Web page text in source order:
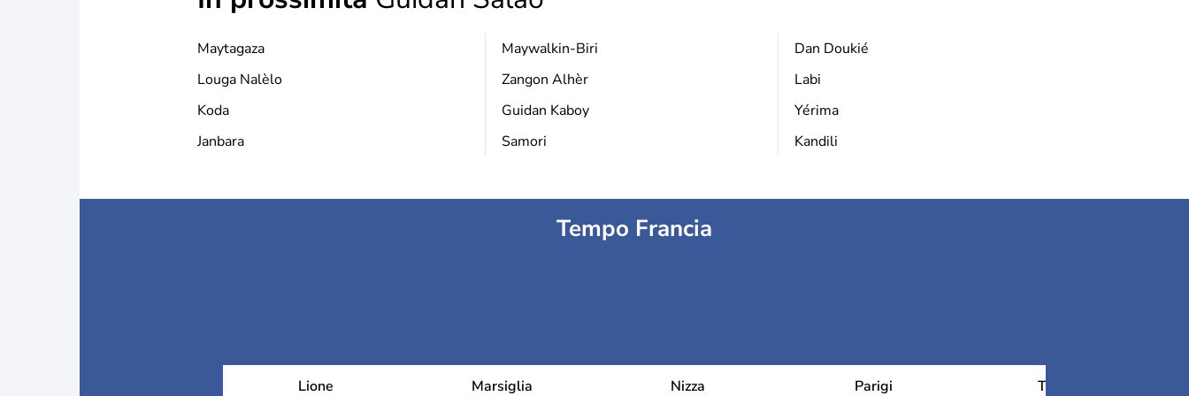
Maytagaza
Louga Nalèlo
Koda
Janbara
Maywalkin-Biri
Zangon Alhèr
Guidan Kaboy
Samori
Dan Doukié
Labi
Yérima
Kandili
Tempo Francia
Lione Marsiglia Nizza Parigi Tolosa